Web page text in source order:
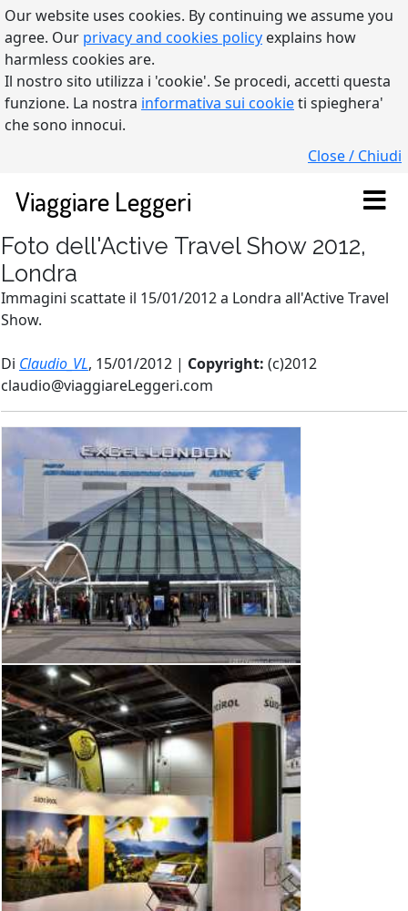
Our website uses cookies. By continuing we assume you
agree. Our privacy and cookies policy explains how
harmless cookies are.
Il nostro sito utilizza i 'cookie'. Se procedi, accetti questa
funzione. La nostra informativa sui cookieti spieghera'
che sono innocui.
Close / Chiudi
Viaggiare Leggeri
Foto dell'Active Travel Show 2012,
Londra
Immagini scattate il 15/01/2012 a Londra all'Active Travel
Show.
Di Claudio_VL, 15/01/2012 | Copyright: (c)2012
claudio@viaggiareLeggeri.com